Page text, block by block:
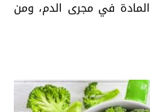
في مجرى الدم، ومن